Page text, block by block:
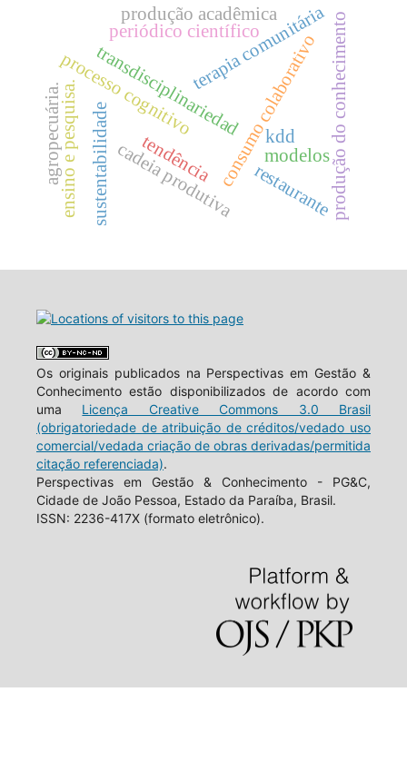
processo cognitivo consumo colaborativo
transdisciplinariedad kdd produção do conhecimento
terapia comunitária
sustentabilidadecadeia produtiva
tendência
periódico científico
produção acadêmica
ensino e pesquisa. modelos
agropecuária.
restaurante
Os originais publicados na Perspectivas em Gestão &
Conhecimento estão disponibilizados de acordo com
uma Licença Creative Commons 3.0 Brasil
(obrigatoriedade de atribuição de créditos/vedado uso
comercial/vedada criação de obras derivadas/permitida
citação referenciada).
Perspectivas em Gestão & Conhecimento - PG&C,
Cidade de João Pessoa, Estado da Paraíba, Brasil.
ISSN: 2236-417X (formato eletrônico).